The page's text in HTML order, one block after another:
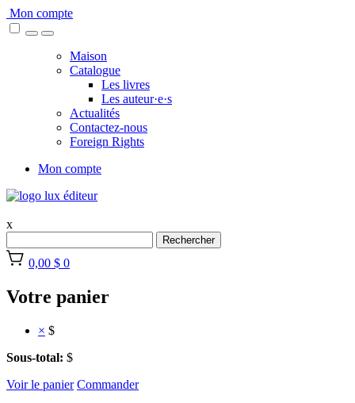
Skip
to
Mon compte
Maison
Catalogue
Les livres
Les auteur·e·s
Actualités
Contactez-nous
Foreign Rights
Mon compte
x
Rechercher
0,00 $ 0
Votre panier
× $
Sous-total: $
Voir le panier Commander